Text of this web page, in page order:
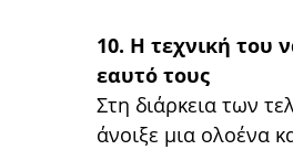
10. Η τεχνική του
εαυτό τους
Στη διάρκεια των
άνοιξε μια ολοένα